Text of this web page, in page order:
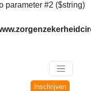
parameter #2 ($string)
Inschrijven